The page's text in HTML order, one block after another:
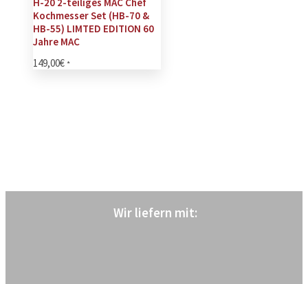
Kochmesser Set (HB-70 &
HB-55) LIMTED EDITION 60
Jahre MAC
149,00€ *
Wir liefern mit: